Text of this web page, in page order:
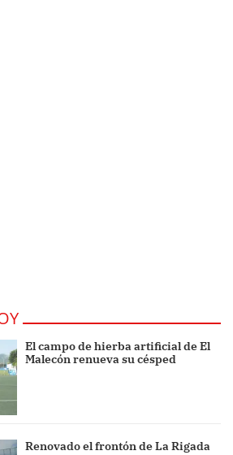
El campo de hierba artificial de El
Malecón renueva su césped
Renovado el frontón de La Rigada